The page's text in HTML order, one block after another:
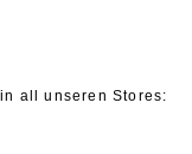
all unseren Stores: